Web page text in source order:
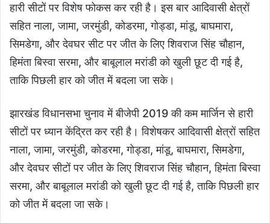
हारी सीटों पर विशेष फोकस कर रही है। इस बार आदिवासी क्षेत्रों
सहित नाला, जामा, जरमुंडी, कोडरमा, गोड्डा, मांडू, बाघमारा,
सिमडेगा, और देवघर सीट पर जीत के लिए शिवराज सिंह चौहान,
हिमंता बिस्वा सरमा, और बाबूलाल मरांडी को खुली छूट दी गई है,
ताकि पिछली हार को जीत में बदला जा सके।
झारखंड विधानसभा चुनाव में बीजेपी 2019 की कम मार्जिन से हारी
सीटों पर ध्यान केंद्रित कर रही है। विशेषकर आदिवासी क्षेत्रों सहित
नाला, जामा, जरमुंडी, कोडरमा, गोड्डा, मांडू, बाघमारा, सिमडेगा,
और देवघर सीटों पर जीत के लिए शिवराज सिंह चौहान, हिमंता बिस्वा
सरमा, और बाबूलाल मरांडी को खुली छूट दी गई है, ताकि पिछली हार
को जीत में बदला जा सके।